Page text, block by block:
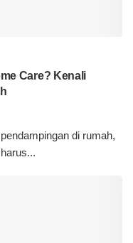
Care? Kenali
di rumah,